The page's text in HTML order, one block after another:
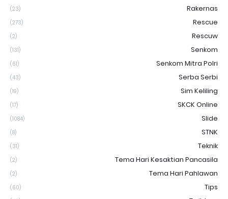
Rakernas
(23)
Rescue
(273)
Rescuw
(2)
Senkom
(131)
Senkom Mitra Polri
(61)
Serba Serbi
(43)
Sim Keliling
(19)
SKCK Online
(17)
Slide
(1084)
STNK
(8)
Teknik
(31)
Tema Hari Kesaktian Pancasila
(2)
Tema Hari Pahlawan
(2)
Tips
(60)